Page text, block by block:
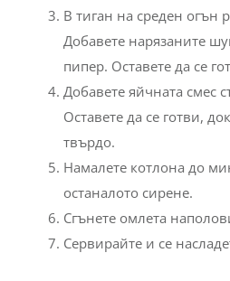
В тиган на среден огън
Добавете нарязаните
пипер. Оставете да се
Добавете яйчната смес
Оставете да се готви,
твърдо.
Намалете котлона до
останалото сирене.
Сгънете омлета
Сервирайте и се